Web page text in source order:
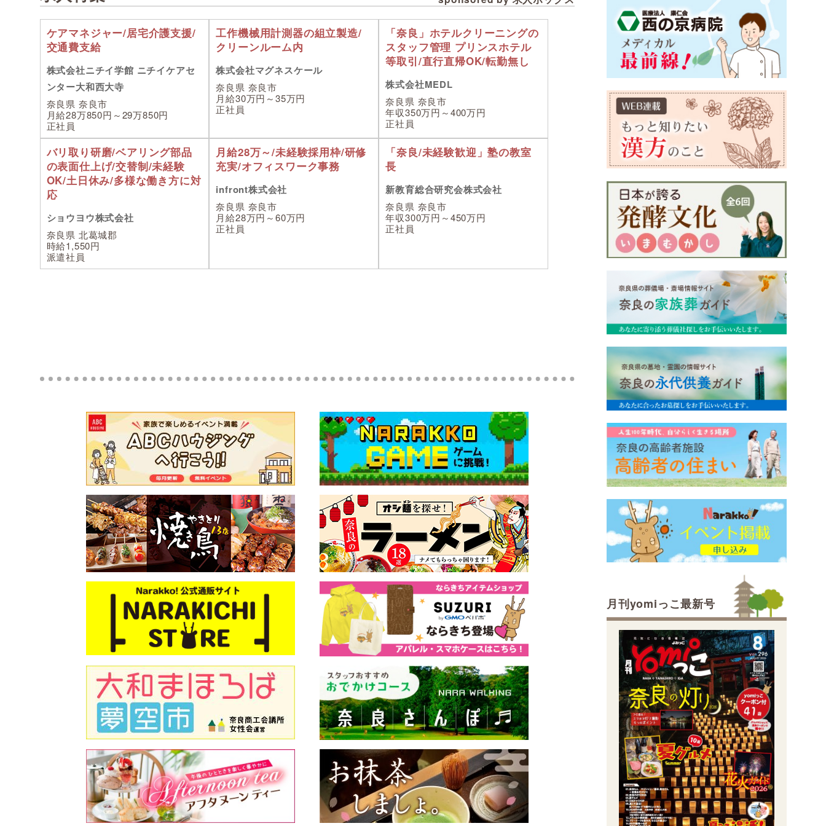
ケアマネジャー/居宅介護支援/
交通費支給
株式会社ニチイ学館 ニチイケアセ
ンター大和西大寺
奈良県 奈良市
月給28万850円～29万850円
正社員
工作機械用計測器の組立製造/
クリーンルーム内
株式会社マグネスケール
奈良県 奈良市
月給30万円～35万円
正社員
「奈良」ホテルクリーニングの
スタッフ管理 プリンスホテル
等取引/直行直帰OK/転勤無し
株式会社MEDL
奈良県 奈良市
年収350万円～400万円
正社員
バリ取り研磨/ベアリング部品
の表面仕上げ/交替制/未経験
OK/土日休み/多様な働き方に対
応
ショウヨウ株式会社
奈良県 北葛城郡
時給1,550円
派遣社員
月給28万～/未経験採用枠/研修
充実/オフィスワーク事務
infront株式会社
奈良県 奈良市
月給28万円～60万円
正社員
「奈良/未経験歓迎」塾の教室
長
新教育総合研究会株式会社
奈良県 奈良市
年収300万円～450万円
正社員
月刊yomiっこ最新号